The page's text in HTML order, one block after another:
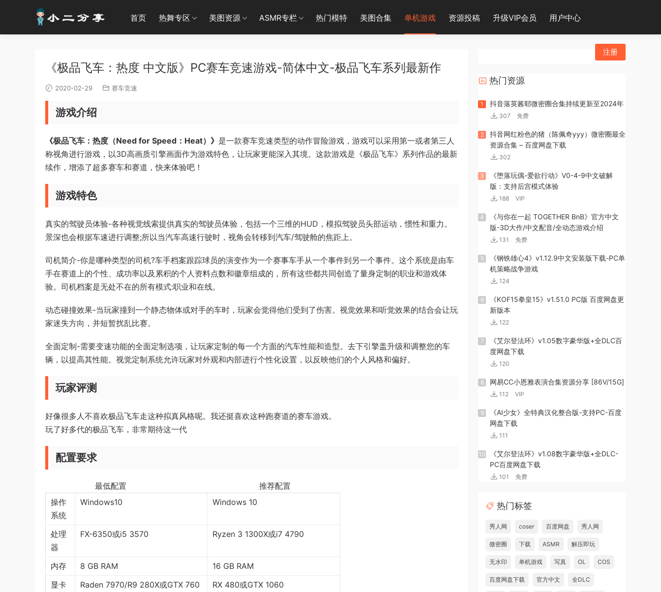
首页 热舞专区 美图资源 ASMR专栏 热门模特 美图合集 单机游戏 资源投稿 升级VIP会员 用户中心
注册
《极品飞车：热度 中文版》PC赛车竞速游戏-简体中文-极品飞车系列最新作
2020-02-29 赛车竞速
游戏介绍
《极品飞车：热度（Need for Speed：Heat）》 是一款赛车竞速类型的动作冒险游戏，游戏可以采用第一或者第三人
称视角进行游戏，以3D高画质引擎画面作为游戏特色，让玩家更能深入其境。这款游戏是《极品飞车》系列作品的最新
续作，增添了超多赛车和赛道，快来体验吧！
游戏特色
真实的驾驶员体验-各种视觉线索提供真实的驾驶员体验，包括一个三维的HUD，模拟驾驶员头部运动，惯性和重力。
景深也会根据车速进行调整;所以当汽车高速行驶时，视角会转移到汽车/驾驶舱的焦距上。
司机简介-你是哪种类型的司机?车手档案跟踪球员的演变作为一个赛事车手从一个事件到另一个事件。这个系统是由车
手在赛道上的个性、成功率以及累积的个人资料点数和徽章组成的，所有这些都共同创造了量身定制的职业和游戏体
验。司机档案是无处不在的所有模式:职业和在线。
动态碰撞效果-当玩家撞到一个静态物体或对手的车时，玩家会觉得他们受到了伤害。视觉效果和听觉效果的结合会让玩
家迷失方向，并短暂扰乱比赛。
全面定制-需要变速功能的全面定制选项，让玩家定制的每一个方面的汽车性能和造型。去下引擎盖升级和调整您的车
辆，以提高其性能。视觉定制系统允许玩家对外观和内部进行个性化设置，以反映他们的个人风格和偏好。
玩家评测
好像很多人不喜欢极品飞车走这种拟真风格呢。我还挺喜欢这种跑赛道的赛车游戏。
玩了好多代的极品飞车，非常期待这一代
配置要求
最低配置 推荐配置
操作
系统
Windows10 Windows 10
处理
器
FX-6350或i5 3570 Ryzen 3 1300X或i7 4790
内存 8 GB RAM
16 GB RAM
显卡
Raden 7970/R9 280X或GTX 760
RX 480或GTX 1060
热门资源
1 抖音落英酱耶微密圈合集持续更新至2024年
307 免费
2
抖音网红粉色的猪（陈佩奇yyy）微密圈最全
资源合集 – 百度网盘下载
302
3
《堕落玩偶-爱欲行动》V0-4-9中文破解
版：支持后宫模式体验
188 VIP
4
《与你在一起 TOGETHER BnB》官方中文
版-3D大作/中文配音/全动态游戏介绍
131 免费
5
《钢铁雄心4》v1.12.9中文安装版下载-PC单
机策略战争游戏
124
6
《KOF15拳皇15》v1.51.0 PC版 百度网盘更
新版本
122
7
《艾尔登法环》v1.05数字豪华版+全DLC百
度网盘下载
120
8 网易CC小恩雅表演合集资源分享 [86V/15G]
112 VIP
9
《AI少女》全特典汉化整合版-支持PC-百度
网盘下载
111
10
《艾尔登法环》v1.08数字豪华版+全DLC-
PC百度网盘下载
101 免费
热门标签
秀人网 coser 百度网盘 秀人网
微密圈 下载 ASMR 解压即玩
无水印 单机游戏 写真 OL COS
百度网盘下载 官方中文 全DLC